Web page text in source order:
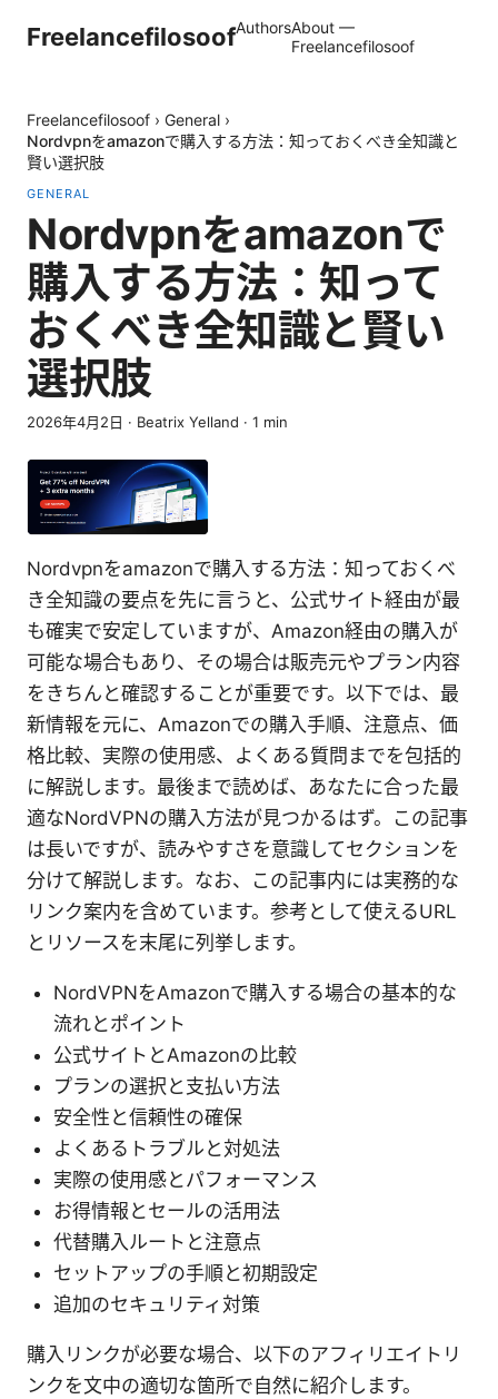
FreelancefilosoofAuthorsAbout —
Freelancefilosoof
Freelancefilosoof › General ›
Nordvpnをamazonで購入する方法：知っておくべき全知識と
賢い選択肢
GENERAL
Nordvpnをamazonで
購入する方法：知って
おくべき全知識と賢い
選択肢
2026年4月2日 · Beatrix Yelland · 1 min
Nordvpnをamazonで購入する方法：知っておくべ
き全知識の要点を先に言うと、公式サイト経由が最
も確実で安定していますが、Amazon経由の購入が
可能な場合もあり、その場合は販売元やプラン内容
をきちんと確認することが重要です。以下では、最
新情報を元に、Amazonでの購入手順、注意点、価
格比較、実際の使用感、よくある質問までを包括的
に解説します。最後まで読めば、あなたに合った最
適なNordVPNの購入方法が見つかるはず。この記事
は長いですが、読みやすさを意識してセクションを
分けて解説します。なお、この記事内には実務的な
リンク案内を含めています。参考として使えるURL
とリソースを末尾に列挙します。
NordVPNをAmazonで購入する場合の基本的な
流れとポイント
公式サイトとAmazonの比較
プランの選択と支払い方法
安全性と信頼性の確保
よくあるトラブルと対処法
実際の使用感とパフォーマンス
お得情報とセールの活用法
代替購入ルートと注意点
セットアップの手順と初期設定
追加のセキュリティ対策
購入リンクが必要な場合、以下のアフィリエイトリ
ンクを文中の適切な箇所で自然に紹介します。